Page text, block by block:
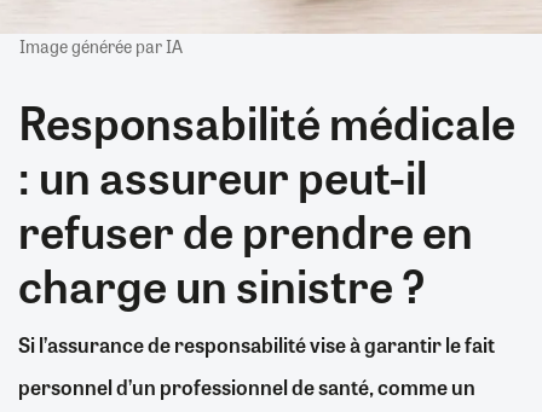
Image générée par IA
Responsabilité médicale
: un assureur peut-il
refuser de prendre en
charge un sinistre ?
Si l’assurance de responsabilité vise à garantir le fait
personnel d’un professionnel de santé, comme un